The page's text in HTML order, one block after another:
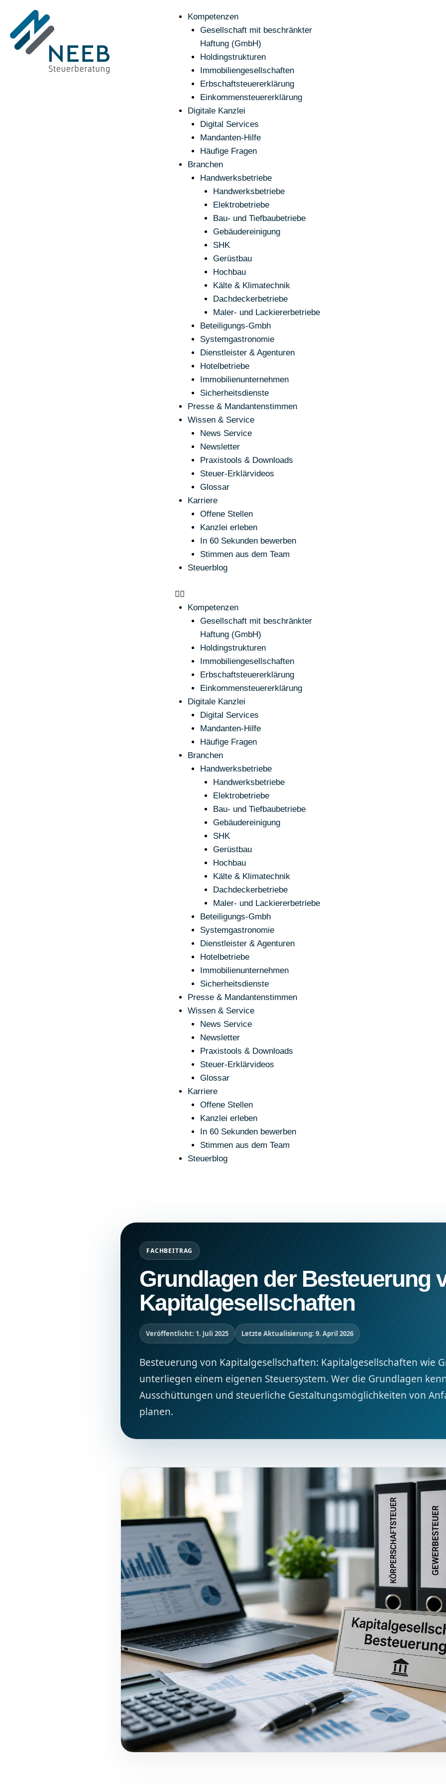
Kompetenzen
Gesellschaft mit beschränkter
Haftung (GmbH)
Holdingstrukturen
Immobiliengesellschaften
Erbschaftsteuererklärung
Einkommensteuererklärung
Digitale Kanzlei
Digital Services
Mandanten-Hilfe
Häufige Fragen
Branchen
Handwerksbetriebe
Handwerksbetriebe
Elektrobetriebe
Bau- und Tiefbaubetriebe
Gebäudereinigung
SHK
Gerüstbau
Hochbau
Kälte & Klimatechnik
Dachdeckerbetriebe
Maler- und Lackiererbetriebe
Beteiligungs-Gmbh
Systemgastronomie
Dienstleister & Agenturen
Hotelbetriebe
Immobilienunternehmen
Sicherheitsdienste
Presse & Mandantenstimmen
Wissen & Service
News Service
Newsletter
Praxistools & Downloads
Steuer-Erklärvideos
Glossar
Karriere
Offene Stellen
Kanzlei erleben
In 60 Sekunden bewerben
Stimmen aus dem Team
Steuerblog
Kompetenzen
Gesellschaft mit beschränkter
Haftung (GmbH)
Holdingstrukturen
Immobiliengesellschaften
Erbschaftsteuererklärung
Einkommensteuererklärung
Digitale Kanzlei
Digital Services
Mandanten-Hilfe
Häufige Fragen
Branchen
Handwerksbetriebe
Handwerksbetriebe
Elektrobetriebe
Bau- und Tiefbaubetriebe
Gebäudereinigung
SHK
Gerüstbau
Hochbau
Kälte & Klimatechnik
Dachdeckerbetriebe
Maler- und Lackiererbetriebe
Beteiligungs-Gmbh
Systemgastronomie
Dienstleister & Agenturen
Hotelbetriebe
Immobilienunternehmen
Sicherheitsdienste
Presse & Mandantenstimmen
Wissen & Service
News Service
Newsletter
Praxistools & Downloads
Steuer-Erklärvideos
Glossar
Karriere
Offene Stellen
Kanzlei erleben
In 60 Sekunden bewerben
Stimmen aus dem Team
Steuerblog
FACHBEITRAG
Grundlagen der Besteuerung
Kapitalgesellschaften
Veröffentlicht: 1. Juli 2025 Letzte Aktualisierung: 9. April 2026
Besteuerung von Kapitalgesellschaften: Kapitalgesellschaften wie
unterliegen einem eigenen Steuersystem. Wer die Grundlagen
Ausschüttungen und steuerliche Gestaltungsmöglichkeiten von
planen.